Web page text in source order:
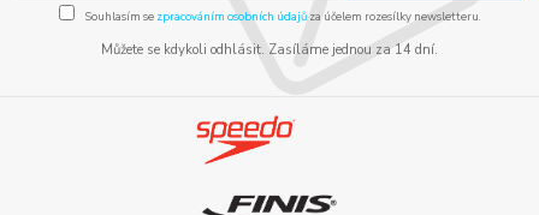
Souhlasím se zpracováním osobních údajůza účelem rozesílky newsletteru.
Můžete se kdykoli odhlásit. Zasíláme jednou za 14 dní.